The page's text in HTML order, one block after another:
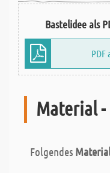
Bastelidee als
PDF
Material
Folgendes